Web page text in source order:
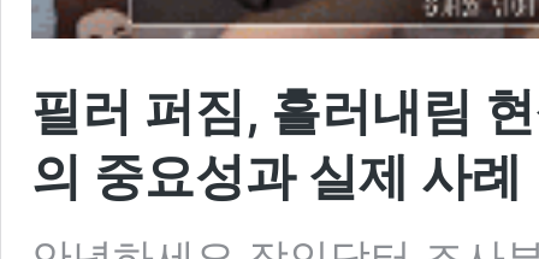
필러 퍼짐, 흘러내림
의 중요성과 실제 사례